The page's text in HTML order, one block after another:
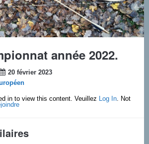
année 2022.
20 février 2023
in to view this content. Veuillez Log In. Not